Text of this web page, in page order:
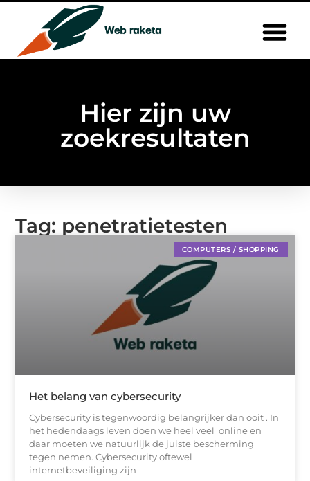
Hier zijn uw
zoekresultaten
Tag: penetratietesten
COMPUTERS / SHOPPING
Het belang van cybersecurity
Cybersecurity is tegenwoordig belangrijker dan ooit . In
het hedendaags leven doen we heel veel online en
daar moeten we natuurlijk de juiste bescherming
tegen nemen. Cybersecurity oftewel
internetbeveiliging zijn